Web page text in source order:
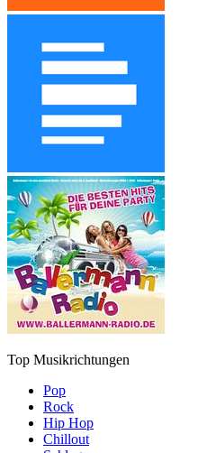
Top Musikrichtungen
Pop
Rock
Hip Hop
Chillout